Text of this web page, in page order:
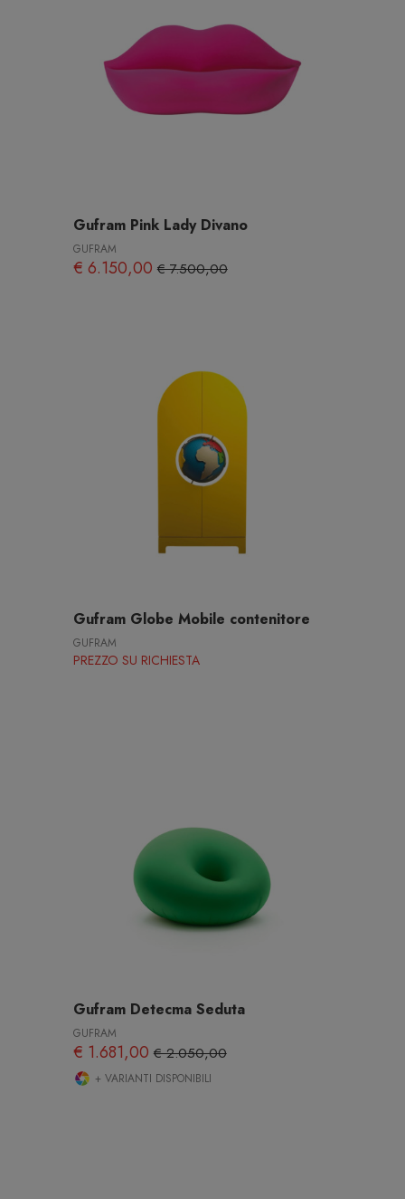
Gufram Pink Lady Divano
GUFRAM
€ 6.150,00€ 7.500,00
Gufram Globe Mobile contenitore
GUFRAM
PREZZO SU RICHIESTA
Gufram Detecma Seduta
GUFRAM
€ 1.681,00€ 2.050,00
+ VARIANTI DISPONIBILI